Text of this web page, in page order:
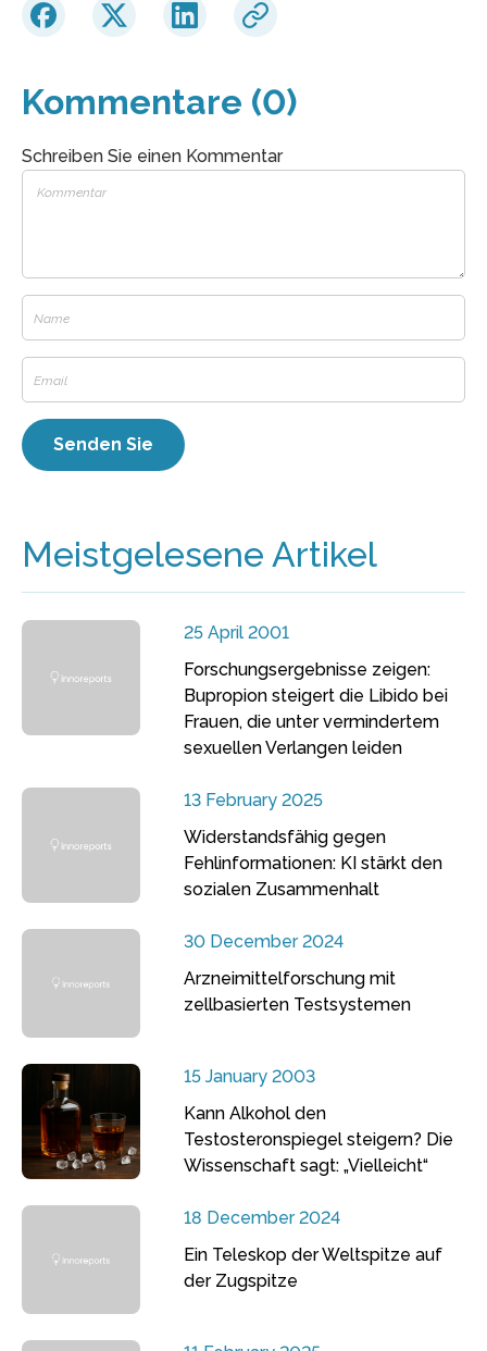
Kommentare (0)
Schreiben Sie einen Kommentar
Meistgelesene Artikel
25 April 2001
Forschungsergebnisse zeigen:
Bupropion steigert die Libido bei
Frauen, die unter vermindertem
sexuellen Verlangen leiden
13 February 2025
Widerstandsfähig gegen
Fehlinformationen: KI stärkt den
sozialen Zusammenhalt
30 December 2024
Arzneimittelforschung mit
zellbasierten Testsystemen
15 January 2003
Kann Alkohol den
Testosteronspiegel steigern? Die
Wissenschaft sagt: „Vielleicht“
18 December 2024
Ein Teleskop der Weltspitze auf
der Zugspitze